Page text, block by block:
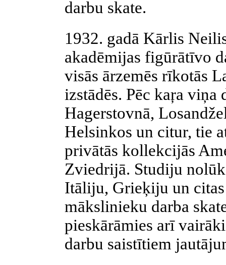
darbu skate.
1932. gadā Kārlis
akadēmijas figūrātīvo
visās ārzemēs rīkotās
izstādēs. Pēc kaŗa
Hagerstovnā,
Helsinkos un citur, tie
privātās kollekcijās
Zviedrijā. Studiju
Itāliju, Grieķiju un citas
mākslinieku darba
pieskārāmies arī
darbu saistītiem